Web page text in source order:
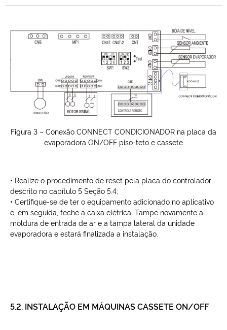
Figura 3 – Conexão CONNECT CONDICIONADOR na placa da
evaporadora ON/OFF piso-teto e cassete
• Realize o procedimento de reset pela placa do controlador
descrito no capítulo 5 Seção 5.4;
• Certifique-se de ter o equipamento adicionado no aplicativo
e, em seguida, feche a caixa elétrica. Tampe novamente a
moldura de entrada de ar e a tampa lateral da unidade
evaporadora e estará finalizada a instalação.
5.2. INSTALAÇÃO EM MÁQUINAS CASSETE ON/OFF